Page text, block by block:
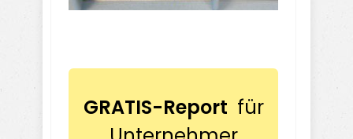
GRATIS-Report für